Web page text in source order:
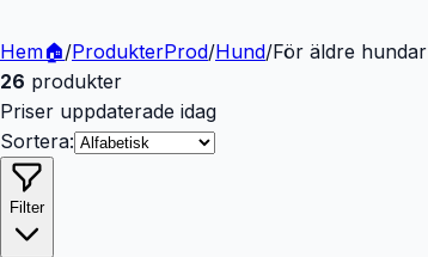
Hem🏠/ProdukterProd/Hund/För äldre hundar
26 produkter
Priser uppdaterade idag
Sortera:
Filter